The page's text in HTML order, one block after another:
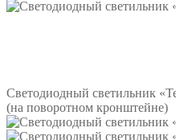
Светодиодный светильник
(на поворотном кронштейне)